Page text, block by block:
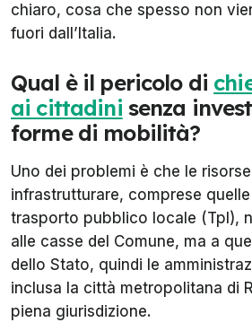
chiaro, cosa che spesso non
fuori dall’Italia.
Qual è il pericolo di
ai cittadini senza
forme di mobilità?
Uno dei problemi è che le
infrastrutturare, comprese quelle
trasporto pubblico locale (Tpl),
alle casse del Comune, ma a
dello Stato, quindi le
inclusa la città metropolitana di
piena giurisdizione.